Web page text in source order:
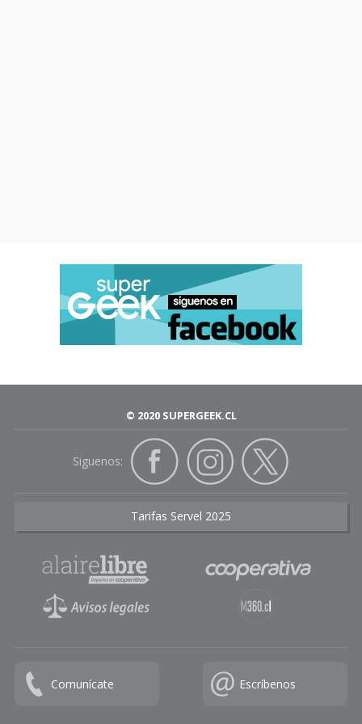
© 2020 SUPERGEEK.CL
Siguenos:
Tarifas Servel 2025
Comunícate Escríbenos